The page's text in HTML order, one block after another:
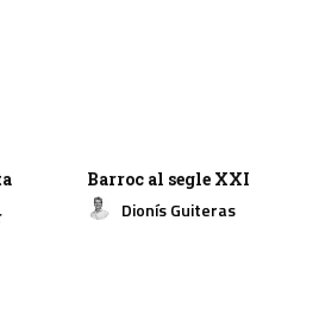
Barroc al segle XXI
Dionís Guiteras